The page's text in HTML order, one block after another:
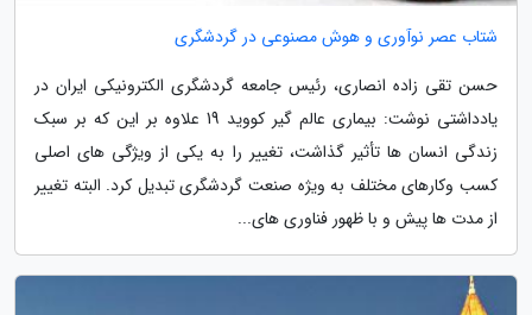
شتاب عصر نوآوری و هوش مصنوعی در گردشگری
حسن تقی زاده انصاری، رئیس جامعه گردشگری الکترونیکی ایران در
یادداشتی نوشت: بیماری عالم گیر کووید 19 علاوه بر این که بر سبک
زندگی انسان ها تأثیر گذاشت، تغییر را به یکی از ویژگی های اصلی
کسب وکارهای مختلف به ویژه صنعت گردشگری تبدیل کرد. البته تغییر
از مدت ها پیش و با ظهور فناوری های...